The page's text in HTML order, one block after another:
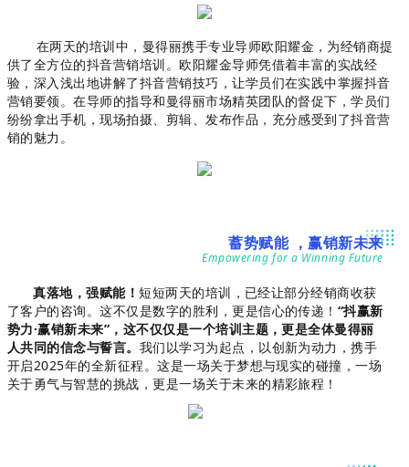
在两天的培训中，曼得丽携手专业导师欧阳耀金，为经销商提
供了全方位的抖音营销培训。欧阳耀金导师凭借着丰富的实战经
验，深入浅出地讲解了抖音营销技巧，让学员们在实践中掌握抖音
营销要领。在导师的指导和曼得丽市场精英团队的督促下，学员们
纷纷拿出手机，现场拍摄、剪辑、发布作品，充分感受到了抖音营
销的魅力。
蓄势赋能 ，赢销新未来
Empowering for a Winning Future
真落地，强赋能！短短两天的培训，已经让部分经销商收获
了客户的咨询。这不仅是数字的胜利，更是信心的传递！ “抖赢新
势力·赢销新未来”，这不仅仅是一个培训主题，更是全体曼得丽
人共同的信念与誓言。 我们以学习为起点，以创新为动力，携手
开启2025年的全新征程。这是一场关于梦想与现实的碰撞，一场
关于勇气与智慧的挑战，更是一场关于未来的精彩旅程！